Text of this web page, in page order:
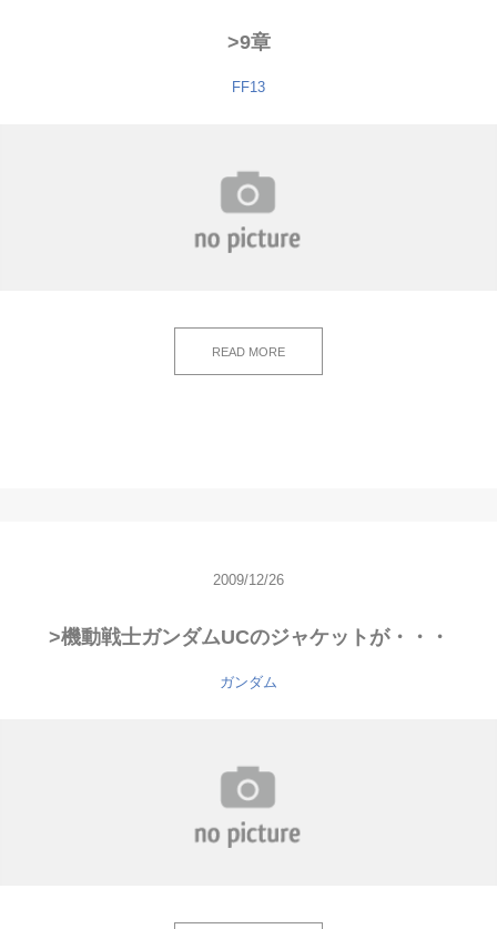
>9章
FF13
READ MORE
2009/12/26
>機動戦士ガンダムUCのジャケットが・・・
ガンダム